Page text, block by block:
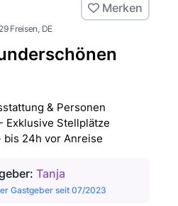
Freisen, DE
Merken
& Personen
Exklusive Stellplätze
24h vor Anreise
: Tanja
Gastgeber seit 07/2023